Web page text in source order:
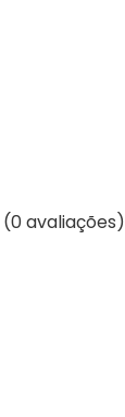
(0 avaliações)